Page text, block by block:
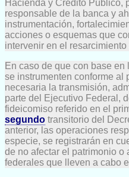
Hacienda y Crédito Público,
responsable de la banca y
instrumentación,
acciones o esquemas que
intervenir en el
En caso de que con base
se instrumenten conforme al
necesaria la transmisión,
parte del Ejecutivo Federal,
fideicomiso referido en el
segundo transitorio del
anterior, las operaciones
especie, se registrarán en
de no afectar el patrimonio
federales que lleven a cabo